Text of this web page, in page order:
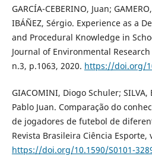
GARCÍA-CEBERINO, Juan;
IBÁÑEZ, Sérgio. Experience as a
and Procedural Knowledge in
Journal of Environmental
n.3, p.1063, 2020. https://doi.org/
GIACOMINI, Diogo Schuler; SILVA,
Pablo Juan. Comparação do
de jogadores de futebol de
Revista Brasileira Ciência Esporte,
https://doi.org/10.1590/S0101-